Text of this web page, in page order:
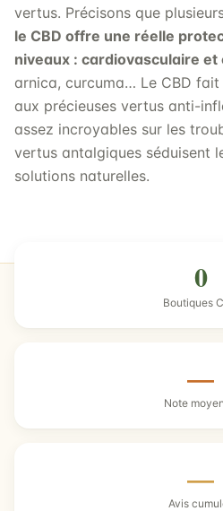
vertus. Précisons que
le CBD offre une réelle
niveaux : cardiovasculaire et
arnica, curcuma… Le CBD
aux précieuses vertus anti-
assez incroyables sur les
vertus antalgiques séduisent
solutions naturelles.
0
Boutiques
—
Note
—
Avis